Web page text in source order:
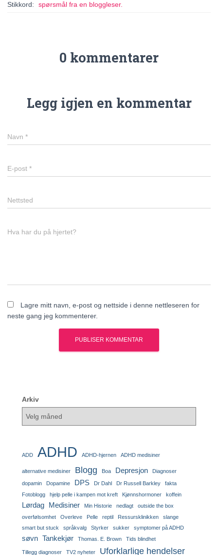
Stikkord: spørsmål fra en bloggleser.
0 kommentarer
Legg igjen en kommentar
Navn *
E-post *
Nettsted
Hva har du på hjertet?
Lagre mitt navn, e-post og nettside i denne nettleseren for
neste gang jeg kommenterer.
Arkiv
ADD ADHD ADHD-hjernen ADHD medisiner
alternative medisiner Blogg Boa Depresjon Diagnoser
dopamin Dopamine DPS Dr Dahl Dr Russell Barkley
fakta
Fotoblogg
hjelp pelle i kampen mot kreft Kjønnshormoner koffein
Lørdag Medisiner Min Historie nedlagt
outside the box
overfølsomhet
Overleve Pelle reptil Ressursklinikken
slange
smart but stuck
språkvalg Styrker sukker symptomer på ADHD
søvn Tankekjør Thomas. E. Brown Tids blindhet
Tillegg diagnoser TV2 nyheter Uforklarlige hendelser